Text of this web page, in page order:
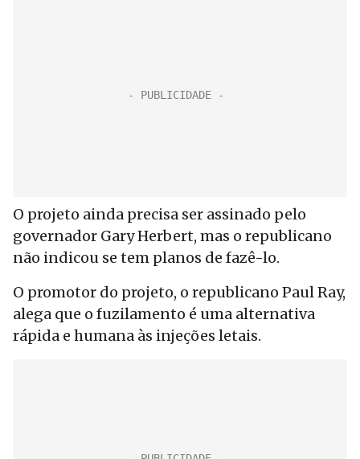
O projeto ainda precisa ser assinado pelo
governador Gary Herbert, mas o republicano
não indicou se tem planos de fazê-lo.
O promotor do projeto, o republicano Paul Ray,
alega que o fuzilamento é uma alternativa
rápida e humana às injeções letais.